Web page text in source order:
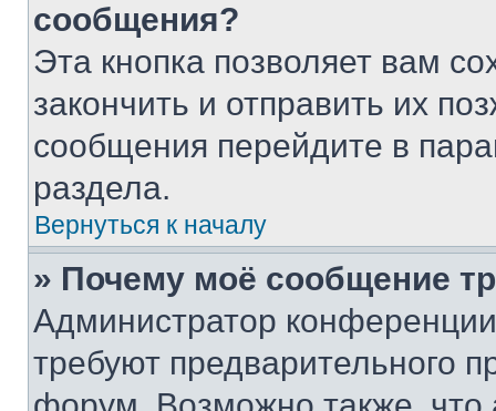
сообщения?
Эта кнопка позволяет вам
закончить и отправить их
сообщения перейдите в
раздела.
Вернуться к началу
» Почему моё сообщение
Администратор
требуют предварительного